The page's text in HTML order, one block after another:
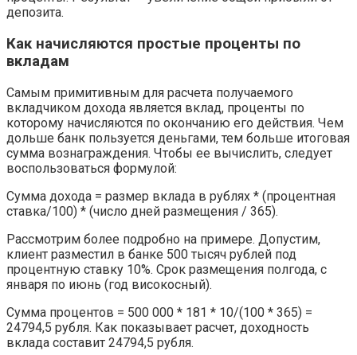
депозита.
Как начисляются простые проценты по
вкладам
Самым примитивным для расчета получаемого
вкладчиком дохода является вклад, проценты по
которому начисляются по окончанию его действия. Чем
дольше банк пользуется деньгами, тем больше итоговая
сумма вознаграждения. Чтобы ее вычислить, следует
воспользоваться формулой:
Сумма дохода = размер вклада в рублях * (процентная
ставка/100) * (число дней размещения / 365).
Рассмотрим более подробно на примере. Допустим,
клиент разместил в банке 500 тысяч рублей под
процентную ставку 10%. Срок размещения полгода, с
января по июнь (год високосный).
Сумма процентов = 500 000 * 181 * 10/(100 * 365) =
24794,5 рубля. Как показывает расчет, доходность
вклада составит 24794,5 рубля.